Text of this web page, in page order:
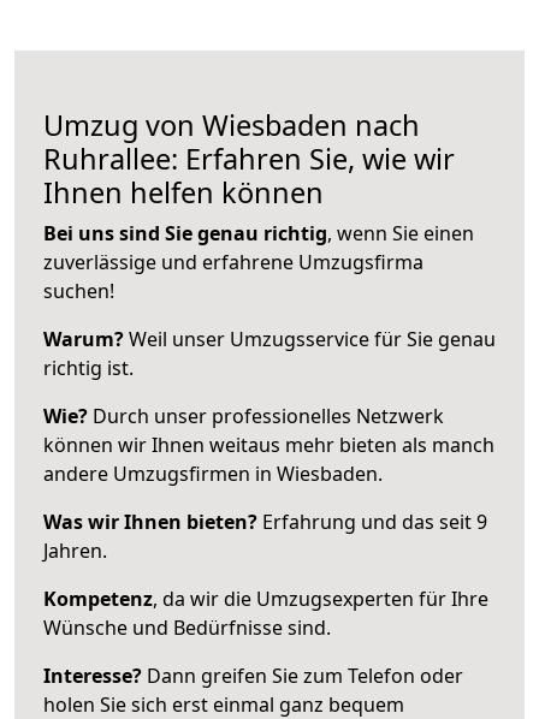
Umzug von Wiesbaden nach
Ruhrallee: Erfahren Sie, wie wir
Ihnen helfen können
Bei uns sind Sie genau richtig, wenn Sie einen
zuverlässige und erfahrene Umzugsfirma
suchen!
Warum?Weil unser Umzugsservice für Sie genau
richtig ist.
Wie? Durch unser professionelles Netzwerk
können wir Ihnen weitaus mehr bieten als manch
andere Umzugsfirmen in Wiesbaden.
Was wir Ihnen bieten? Erfahrung und das seit 9
Jahren.
Kompetenz, da wir die Umzugsexperten für Ihre
Wünsche und Bedürfnisse sind.
Interesse? Dann greifen Sie zum Telefon oder
holen Sie sich erst einmal ganz bequem